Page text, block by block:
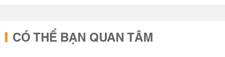
CÓ THỂ BẠN QUAN TÂM